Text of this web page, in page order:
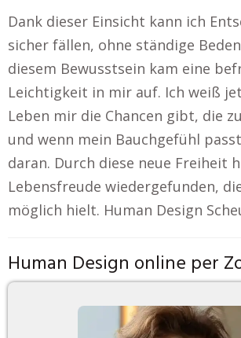
Dank dieser Einsicht kann ich
sicher fällen, ohne ständige
diesem Bewusstsein kam eine
Leichtigkeit in mir auf. Ich weiß
Leben mir die Chancen gibt, die
und wenn mein Bauchgefühl
daran. Durch diese neue Freiheit
Lebensfreude wiedergefunden,
möglich hielt. Human Design
Human Design online per